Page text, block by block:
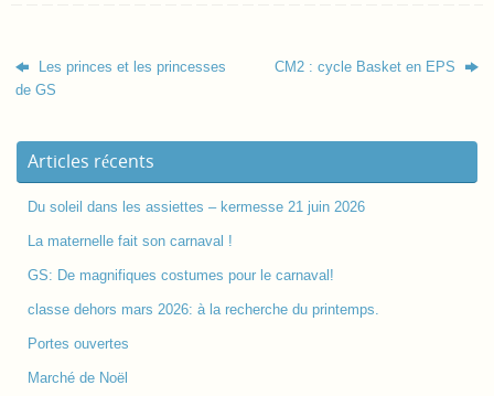
Les princes et les princesses
de GS
CM2 : cycle Basket en EPS
Articles récents
Du soleil dans les assiettes – kermesse 21 juin 2026
La maternelle fait son carnaval !
GS: De magnifiques costumes pour le carnaval!
classe dehors mars 2026: à la recherche du printemps.
Portes ouvertes
Marché de Noël